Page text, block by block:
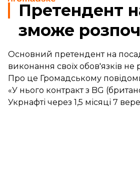
Претендент
зможе
Основний претендент на
виконання своїх обов'язків не
Про це Громадському
«У нього контракт з BG
Укрнафті через 1,5 місяці 7